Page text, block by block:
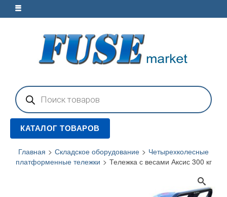
Поиск
товаров
КАТАЛОГ ТОВАРОВ
Главная > Складское оборудование > Четырехколесные
платформенные тележки > Тележка с весами Аксис 300 кг